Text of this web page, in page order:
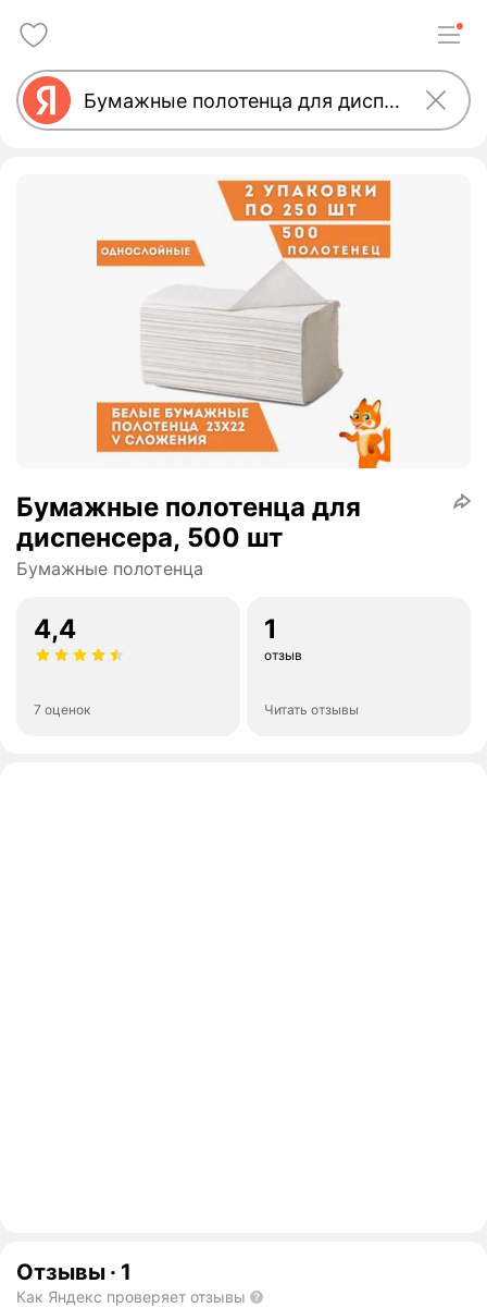
Бумажные полотенца для
диспенсера, 500 шт
Бумажные полотенца
4,4
7 оценок
1
отзыв
Читать отзывы
Отзывы · 1
Как Яндекс проверяет отзывы